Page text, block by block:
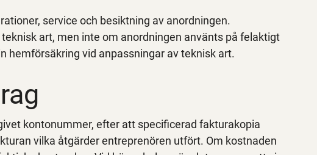
service och besiktning av anordningen.
art, men inte om anordningen använts på felaktigt
hemförsäkring vid anpassningar av teknisk art.
kontonummer, efter att specificerad fakturakopia
vilka åtgärder entreprenören utfört. Om kostnaden